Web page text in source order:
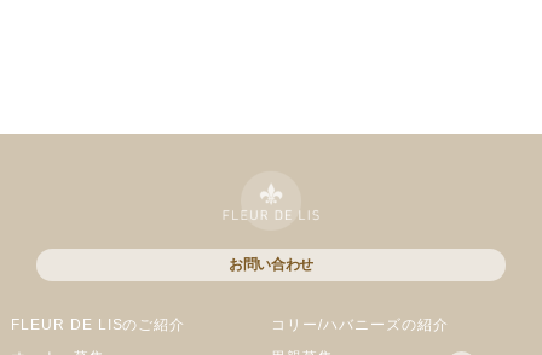
お問い合わせ
FLEUR DE LISのご紹介
コリー/ハバニーズの紹介